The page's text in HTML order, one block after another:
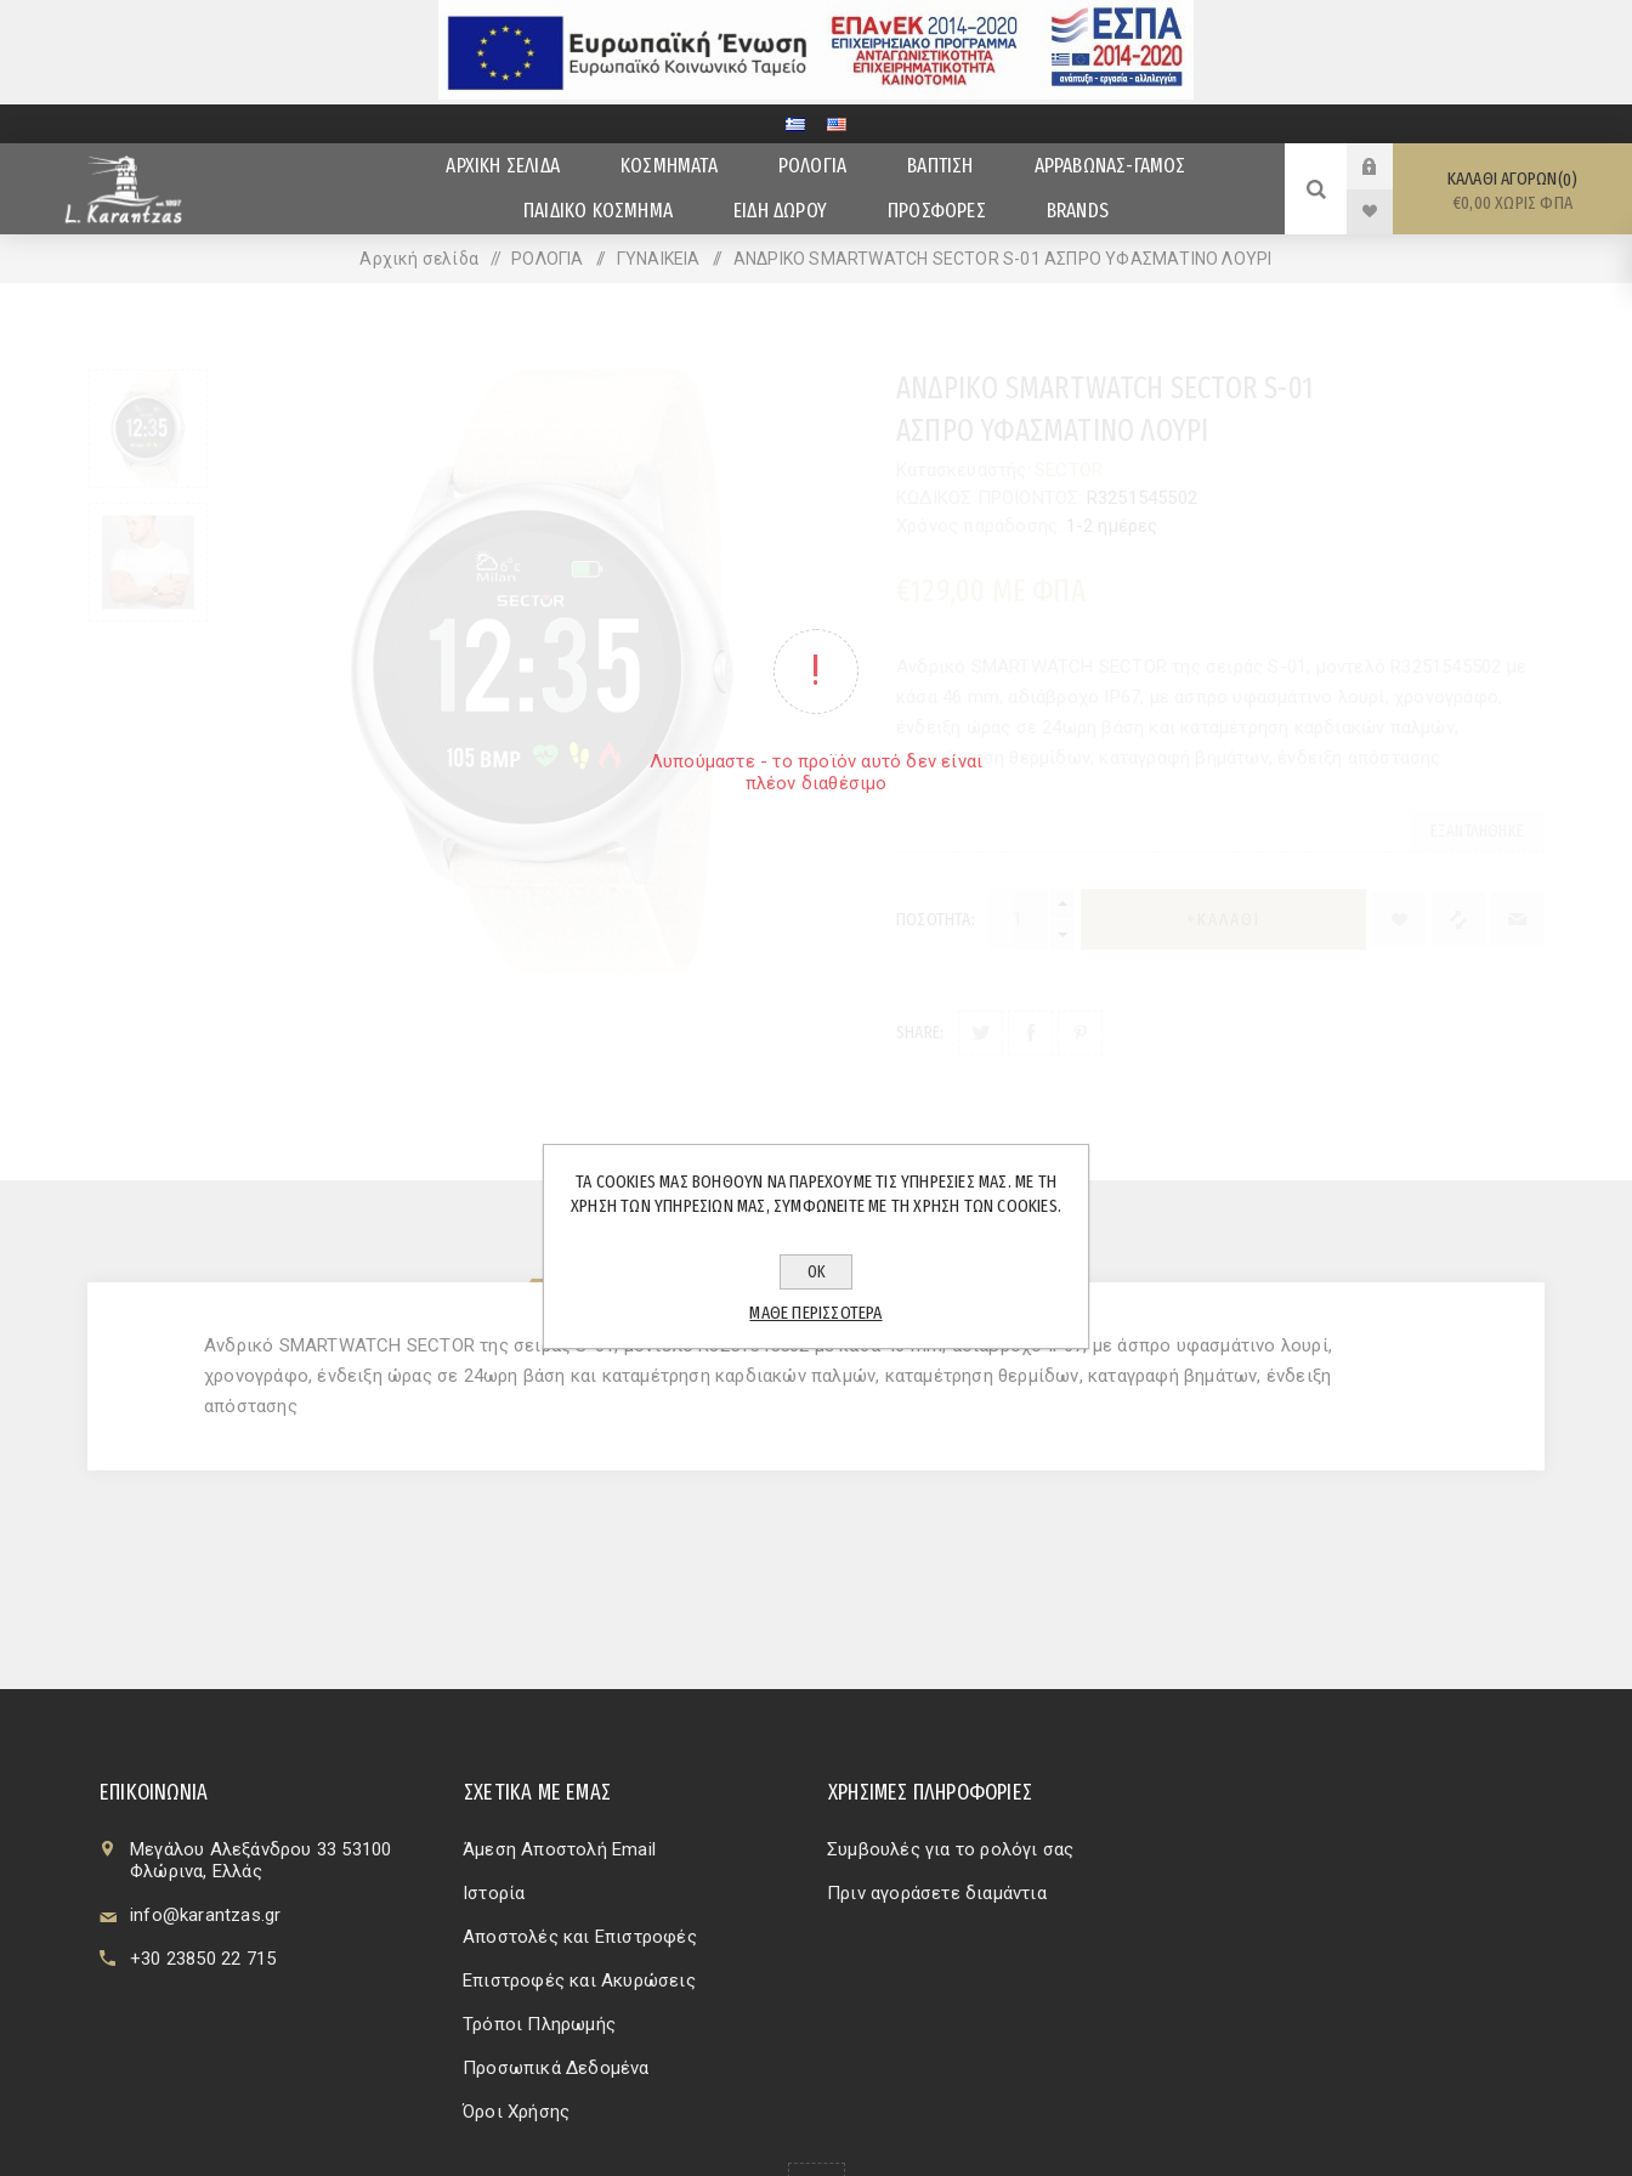
ΑΡΧΙΚΗ ΣΕΛΙΔΑ ΚΟΣΜΗΜΑΤΑ ΡΟΛΟΓΙΑ ΒΑΠΤΙΣΗ
ΑΡΡΑΒΩΝΑΣ-ΓΑΜΟΣ
ΠΑΙΔΙΚΟ ΚΟΣΜΗΜΑ
ΕΙΔΗ ΔΩΡΟΥ ΠΡΟΣΦΟΡΕΣ BRANDS
ΚΑΛΆΘΙ ΑΓΟΡΏΝ 0
€0,00 ΧΩΡΊΣ ΦΠΑ
Αρχική σελίδα / ΡΟΛΟΓΙΑ / ΓΥΝΑΙΚΕΙA / ΑΝΔΡΙΚΟ SMARTWATCH SECTOR S-01 ΑΣΠΡΟ ΥΦΑΣΜΑΤΙΝΟ ΛΟΥΡΙ
Λυπούμαστε - το προϊόν αυτό δεν είναι
πλέον διαθέσιμο
καταμέτρηση θερμίδων, καταγραφή βημάτων, ένδειξη απόστασης
ΧΑΡΑΚΤΗΡΙΣΤΙΚΆ
Ανδρικό SMARTWATCH SECTOR της σειράς S-01, μοντελό R3251545502 με κάσα 46 mm, αδιάβροχο IP67, με άσπρο υφασμάτινο λουρί,
χρονογράφο, ένδειξη ώρας σε 24ωρη βάση και καταμέτρηση καρδιακών παλμών, καταμέτρηση θερμίδων, καταγραφή βημάτων, ένδειξη
απόστασης
ΕΠΙΚΟΙΝΩΝΊΑ
Μεγάλου Αλεξάνδρου 33 53100
Φλώρινα, Ελλάς
info@karantzas.gr
+30 23850 22 715
ΣΧΕΤΙΚΆ ΜΕ ΕΜΆΣ
Άμεση Αποστολή Email
Ιστορία
Αποστολές και Επιστροφές
Επιστροφές και Ακυρώσεις
Τρόποι Πληρωμής
Προσωπικά Δεδομένα
Όροι Χρήσης
ΧΡΗΣΙΜΕΣ ΠΛΗΡΟΦΟΡΙΕΣ
Συμβουλές για το ρολόγι σας
Πριν αγοράσετε διαμάντια
ΤΑ COOKIES ΜΑΣ ΒΟΗΘΟΎΝ ΝΑ ΠΑΡΈΧΟΥΜΕ ΤΙΣ ΥΠΗΡΕΣΊΕΣ ΜΑΣ. ΜΕ ΤΗ
ΧΡΉΣΗ ΤΩΝ ΥΠΗΡΕΣΙΏΝ ΜΑΣ, ΣΥΜΦΩΝΕΊΤΕ ΜΕ ΤΗ ΧΡΉΣΗ ΤΩΝ COOKIES.
ΟΚ
ΜΆΘΕ ΠΕΡΙΣΣΌΤΕΡΑ